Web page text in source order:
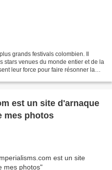
grands festivals colombien. Il
leur force pour faire résonner la
est un site d'arnaque
mes photos